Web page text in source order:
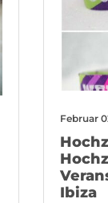
Februar
Ibiza